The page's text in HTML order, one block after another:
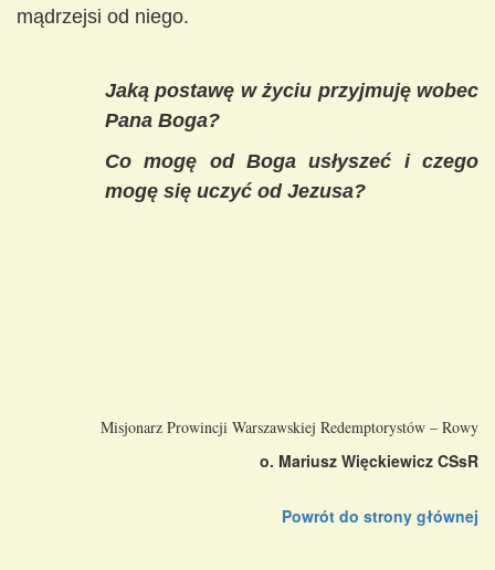
mądrzejsi od niego.
Jaką postawę w życiu przyjmuję wobec
Pana Boga?
Co mogę od Boga usłyszeć i czego
mogę się uczyć od Jezusa?
Misjonarz Prowincji Warszawskiej Redemptorystów – Rowy
o. Mariusz Więckiewicz CSsR
Powrót do strony głównej